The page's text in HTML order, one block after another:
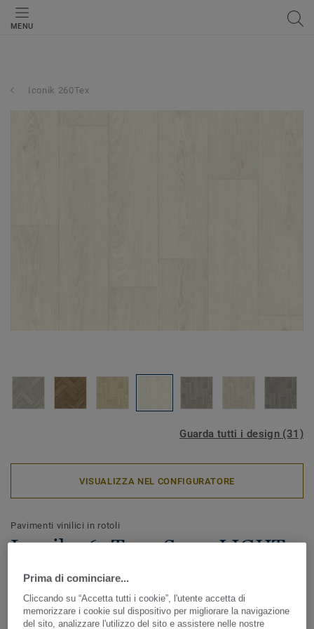
MENU
Iconik 260Tex
Guarda tutti i design (31)
VISUALIZZA NEL CONFIGURATORE
Pavimenti vinilici in rotoli
Iconik 260Tex - Swan LIGHT
GREY
ICONIK 260Tex è ideale in caso di lavori di ristrutturazione.
Lo speciale supporto tessile aiuta ad appianare le piccole
Prima di cominciare...
Cliccando su “Accetta tutti i cookie”, l'utente accetta di
memorizzare i cookie sul dispositivo per migliorare la navigazione
del sito, analizzare l'utilizzo del sito e assistere nelle nostre